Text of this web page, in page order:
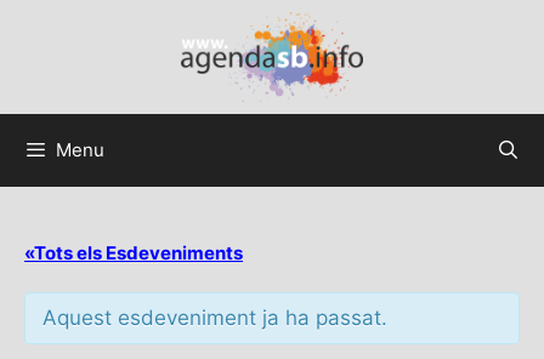
Menu
«Tots els Esdeveniments
Aquest esdeveniment ja ha passat.